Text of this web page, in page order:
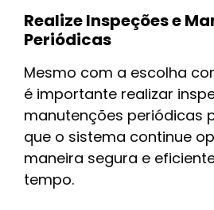
Realize Inspeções e
Periódicas
Mesmo com a escolha
é importante realizar
manutenções periódicas
que o sistema continue
maneira segura e
tempo.